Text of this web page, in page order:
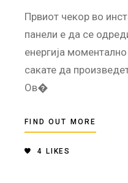
Првиот чекор во
панели е да се
енергија
сакате да
Ов�
FIND OUT MORE
4 LIKES